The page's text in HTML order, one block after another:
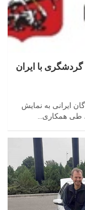
با ایران
ایرانی به نمایش
طی همکاری…